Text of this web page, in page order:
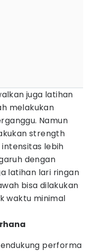
juga latihan
melakukan
Namun
strength
lebih
dengan
latihan lari ringan
bisa dilakukan
waktu minimal
performa